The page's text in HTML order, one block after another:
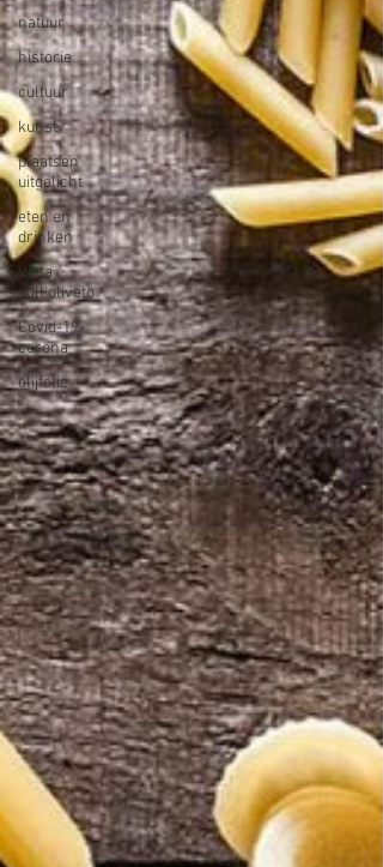
natuur
historie
cultuur
kunst
plaatsen
uitgelicht
eten en
drinken
Vista
sull'oliveto
Covid-19-
corona
olijfolie